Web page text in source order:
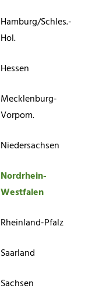
Hamburg/Schles.-
Hol.
Hessen
Mecklenburg-
Vorpom.
Niedersachsen
Nordrhein-
Westfalen
Rheinland-Pfalz
Saarland
Sachsen